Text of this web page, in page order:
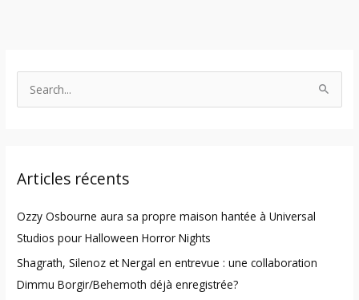
c
f
o
r
:
Articles récents
Ozzy Osbourne aura sa propre maison hantée à Universal
Studios pour Halloween Horror Nights
Shagrath, Silenoz et Nergal en entrevue : une collaboration
Dimmu Borgir/Behemoth déjà enregistrée?